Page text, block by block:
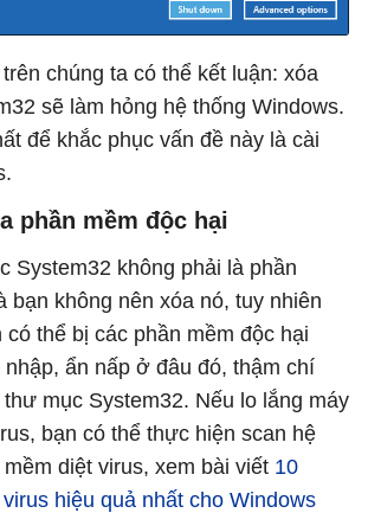
chúng ta có thể kết luận: xóa
sẽ làm hỏng hệ thống Windows.
để khắc phục vấn đề này là cài
phần mềm độc hại
System32 không phải là phần
bạn không nên xóa nó, tuy nhiên
thể bị các phần mềm độc hại
nhập, ẩn nấp ở đâu đó, thậm chí
mục System32. Nếu lo lắng máy
bạn có thể thực hiện scan hệ
diệt virus, xem bài viết 10
hiệu quả nhất cho Windows